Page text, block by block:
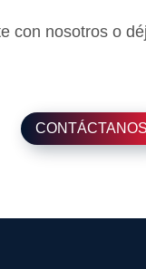
con nosotros o
CONTÁCTANOS